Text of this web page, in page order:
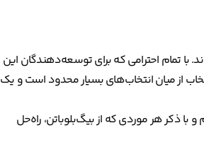
با تمام احترامی که برای توسعه‌دهندگان این
از میان انتخاب‌های بسیار محدود است و یک
ذکر هر موردی که از بیگ‌بلوباتن، راه‌حل